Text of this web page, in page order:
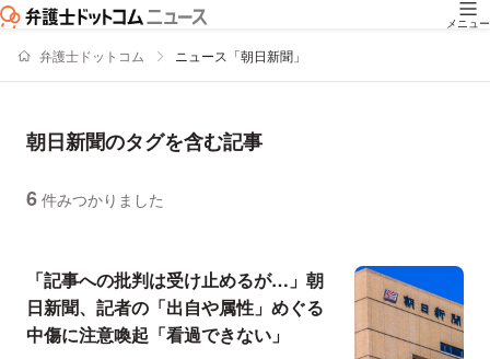
メニュー
弁護士ドットコム ニュース「朝日新聞」
朝日新聞のタグを含む記事
6 件みつかりました
「記事への批判は受け止めるが…」朝
日新聞、記者の「出自や属性」めぐる
中傷に注意喚起「看過できない」